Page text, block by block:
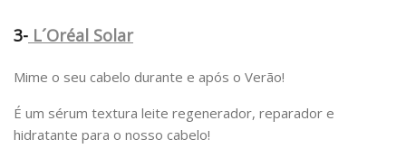
3- L´Oréal Solar
Mime o seu cabelo durante e após o Verão!
É um sérum textura leite regenerador, reparador e
hidratante para o nosso cabelo!